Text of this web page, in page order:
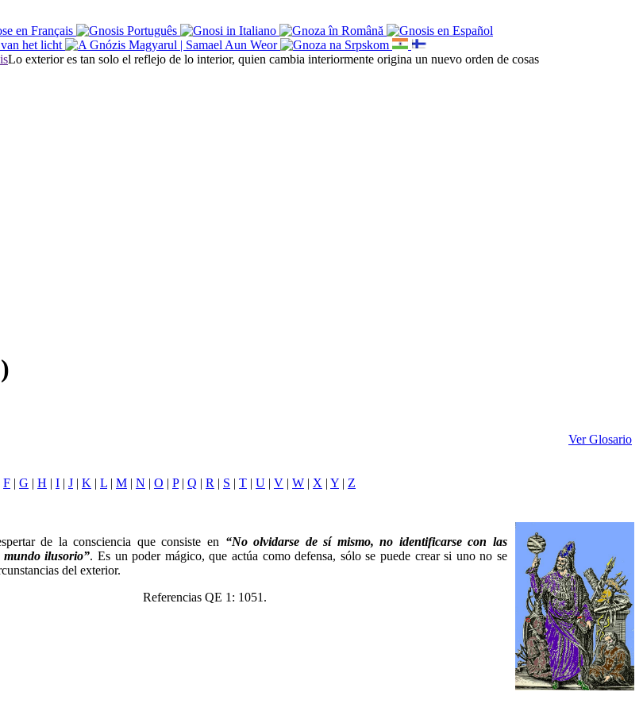
Lo exterior es tan solo el reflejo de lo interior, quien cambia interiormente origina un nuevo orden de cosas
Ver Glosario
F | G | H | I | J | K | L | M | N | O | P| Q | R | S | T | U | V | W | X | Y | Z
de la consciencia que consiste en “No olvidarse de sí mismo, no identificarse con las
mundo ilusorio”. Es un poder mágico, que actúa como defensa, sólo se puede crear si uno no se
del exterior.
Referencias QE 1: 1051.